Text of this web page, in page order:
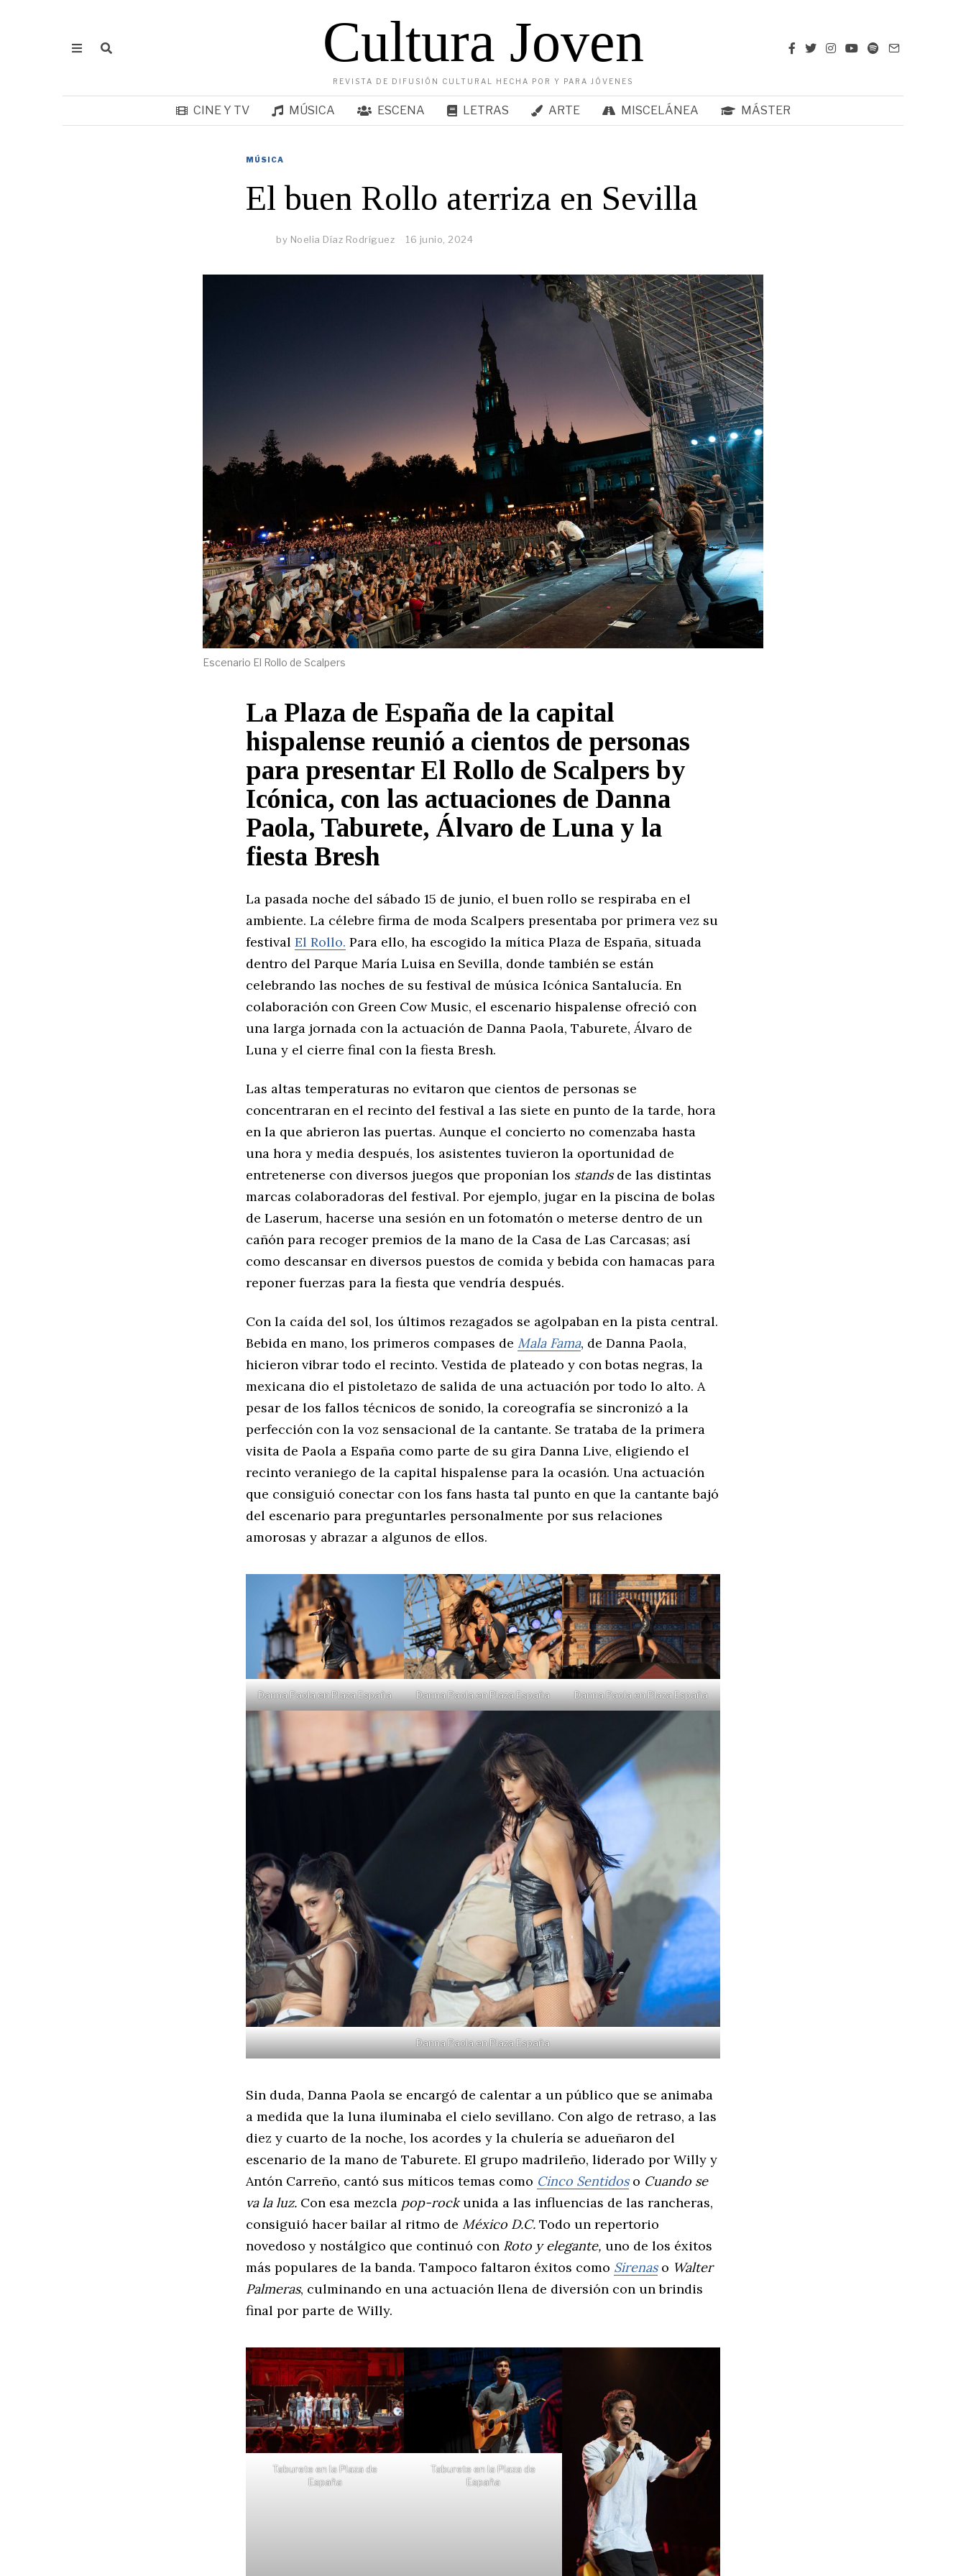
Cultura Joven
REVISTA DE DIFUSIÓN CULTURAL HECHA POR Y PARA JÓVENES
CINE Y TV MÚSICA ESCENA LETRAS ARTE MISCELÁNEA MÁSTER
MÚSICA
El buen Rollo aterriza en Sevilla
by Noelia Díaz Rodríguez 16 junio, 2024
Escenario El Rollo de Scalpers
La Plaza de España de la capital
hispalense reunió a cientos de personas
para presentar El Rollo de Scalpers by
Icónica, con las actuaciones de Danna
Paola, Taburete, Álvaro de Luna y la
fiesta Bresh
La pasada noche del sábado 15 de junio, el buen rollo se respiraba en el
ambiente. La célebre firma de moda Scalpers presentaba por primera vez su
festival El Rollo. Para ello, ha escogido la mítica Plaza de España, situada
dentro del Parque María Luisa en Sevilla, donde también se están
celebrando las noches de su festival de música Icónica Santalucía. En
colaboración con Green Cow Music, el escenario hispalense ofreció con
una larga jornada con la actuación de Danna Paola, Taburete, Álvaro de
Luna y el cierre final con la fiesta Bresh.
Las altas temperaturas no evitaron que cientos de personas se
concentraran en el recinto del festival a las siete en punto de la tarde, hora
en la que abrieron las puertas. Aunque el concierto no comenzaba hasta
una hora y media después, los asistentes tuvieron la oportunidad de
entretenerse con diversos juegos que proponían los standsde las distintas
marcas colaboradoras del festival. Por ejemplo, jugar en la piscina de bolas
de Laserum, hacerse una sesión en un fotomatón o meterse dentro de un
cañón para recoger premios de la mano de la Casa de Las Carcasas; así
como descansar en diversos puestos de comida y bebida con hamacas para
reponer fuerzas para la fiesta que vendría después.
Con la caída del sol, los últimos rezagados se agolpaban en la pista central.
Bebida en mano, los primeros compases de Mala Fama, de Danna Paola,
hicieron vibrar todo el recinto. Vestida de plateado y con botas negras, la
mexicana dio el pistoletazo de salida de una actuación por todo lo alto. A
pesar de los fallos técnicos de sonido, la coreografía se sincronizó a la
perfección con la voz sensacional de la cantante. Se trataba de la primera
visita de Paola a España como parte de su gira Danna Live, eligiendo el
recinto veraniego de la capital hispalense para la ocasión. Una actuación
que consiguió conectar con los fans hasta tal punto en que la cantante bajó
del escenario para preguntarles personalmente por sus relaciones
amorosas y abrazar a algunos de ellos.
Danna Paola en Plaza España Danna Paola en Plaza España Danna Paola en Plaza España
Danna Paola en Plaza España
Sin duda, Danna Paola se encargó de calentar a un público que se animaba
a medida que la luna iluminaba el cielo sevillano. Con algo de retraso, a las
diez y cuarto de la noche, los acordes y la chulería se adueñaron del
escenario de la mano de Taburete. El grupo madrileño, liderado por Willy y
Antón Carreño, cantó sus míticos temas como Cinco Sentidos o Cuando se
va la luz. Con esa mezcla pop-rockunida a las influencias de las rancheras,
consiguió hacer bailar al ritmo de México D.C. Todo un repertorio
novedoso y nostálgico que continuó con Roto y elegante, uno de los éxitos
más populares de la banda. Tampoco faltaron éxitos como Sirenas o Walter
Palmeras, culminando en una actuación llena de diversión con un brindis
final por parte de Willy.
Taburete en la Plaza de
España
Taburete en la Plaza de
España